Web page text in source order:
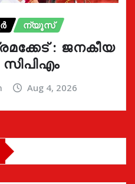
ന്യൂസ്
: ജനകീയ
Aug 4, 2026